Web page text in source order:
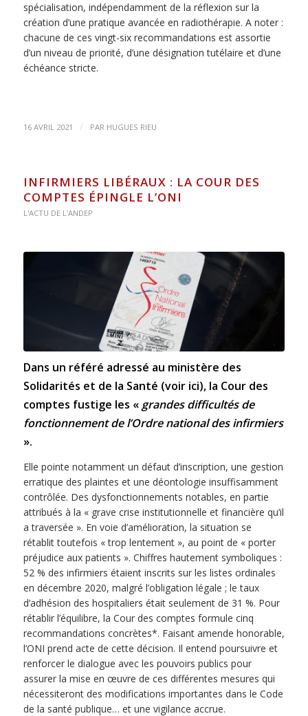
spécialisation, indépendamment de la réflexion sur la
création d’une pratique avancée en radiothérapie. A noter :
chacune de ces vingt-six recommandations est assortie
d’un niveau de priorité, d’une désignation tutélaire et d’une
échéance stricte.
16 AVRIL 2021 / PAR HUGUES RIEU
INFIRMIERS LIBÉRAUX : LA COUR DES
COMPTES ÉPINGLE L’ONI
L'ACTU DE L'ANDEP
Dans un référé adressé au ministère des
Solidarités et de la Santé (voir ici), la Cour des
comptes fustige les « grandes difficultés de
fonctionnement de l’Ordre national des infirmiers
».
Elle pointe notamment un défaut d’inscription, une gestion
erratique des plaintes et une déontologie insuffisamment
contrôlée. Des dysfonctionnements notables, en partie
attribués à la « grave crise institutionnelle et financière qu’il
a traversée ». En voie d’amélioration, la situation se
rétablit toutefois « trop lentement », au point de « porter
préjudice aux patients ». Chiffres hautement symboliques :
52 % des infirmiers étaient inscrits sur les listes ordinales
en décembre 2020, malgré l’obligation légale ; le taux
d’adhésion des hospitaliers était seulement de 31 %. Pour
rétablir l’équilibre, la Cour des comptes formule cinq
recommandations concrètes*. Faisant amende honorable,
l’ONI prend acte de cette décision. Il entend poursuivre et
renforcer le dialogue avec les pouvoirs publics pour
assurer la mise en œuvre de ces différentes mesures qui
nécessiteront des modifications importantes dans le Code
de la santé publique… et une vigilance accrue.